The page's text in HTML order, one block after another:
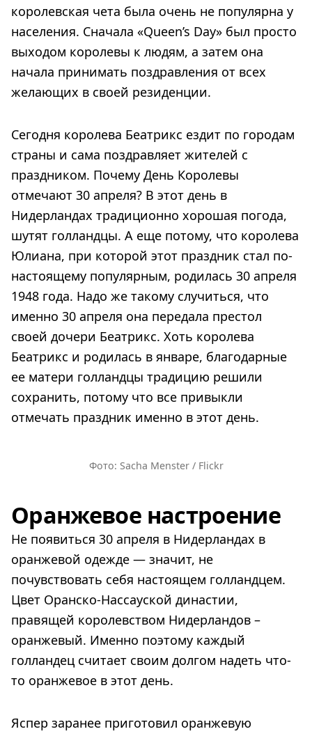
королевская чета была очень не популярна у
населения. Сначала «Queen’s Day» был просто
выходом королевы к людям, а затем она
начала принимать поздравления от всех
желающих в своей резиденции.
Сегодня королева Беатрикс ездит по городам
страны и сама поздравляет жителей с
праздником. Почему День Королевы
отмечают 30 апреля? В этот день в
Нидерландах традиционно хорошая погода,
шутят голландцы. А еще потому, что королева
Юлиана, при которой этот праздник стал по-
настоящему популярным, родилась 30 апреля
1948 года. Надо же такому случиться, что
именно 30 апреля она передала престол
своей дочери Беатрикс. Хоть королева
Беатрикс и родилась в январе, благодарные
ее матери голландцы традицию решили
сохранить, потому что все привыкли
отмечать праздник именно в этот день.
Фото: Sacha Menster / Flickr
Оранжевое настроение
Не появиться 30 апреля в Нидерландах в
оранжевой одежде — значит, не
почувствовать себя настоящем голландцем.
Цвет Оранско-Нассауской династии,
правящей королевством Нидерландов –
оранжевый. Именно поэтому каждый
голландец считает своим долгом надеть что-
то оранжевое в этот день.
Яспер заранее приготовил оранжевую